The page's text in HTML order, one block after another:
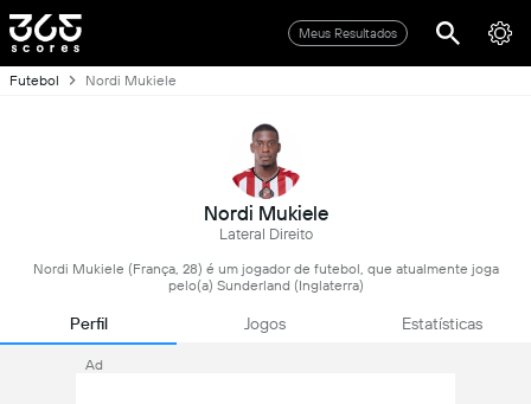
Meus Resultados
Futebol Nordi Mukiele
Nordi Mukiele
Lateral Direito
Nordi Mukiele (França, 28) é um jogador de futebol, que atualmente joga
pelo(a) Sunderland (Inglaterra)
Perfil Jogos Estatísticas
Ad